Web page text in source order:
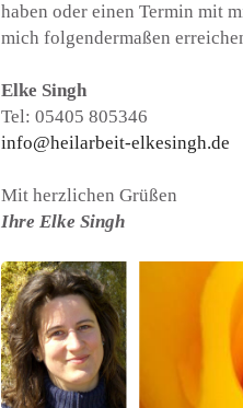
haben oder einen Termin mit
mich folgendermaßen
Elke Singh
Tel: 05405 805346
info@heilarbeit-elkesingh.de
Mit herzlichen Grüßen
Ihre Elke Singh